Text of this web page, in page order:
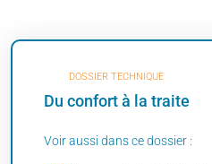
DOSSIER TECHNIQUE
Du confort à la traite
Voir aussi dans ce dossier :